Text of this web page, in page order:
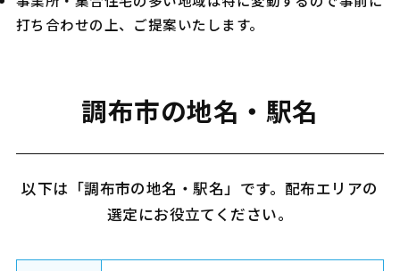
打ち合わせの上、ご提案いたします。
調布市の地名・駅名
以下は「調布市の地名・駅名」です。配布エリアの
選定にお役立てください。